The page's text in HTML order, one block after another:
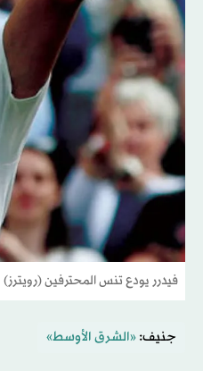
فيدرر يودع تنس المحترفين (رويترز)
جنيف: «الشرق الأوسط»